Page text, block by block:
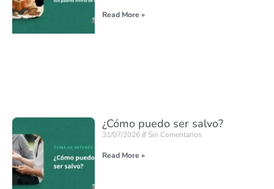
Read More »
¿Cómo puedo ser salvo?
31/07/2026 Sin Comentarios
Read More »